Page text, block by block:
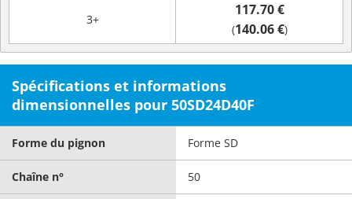
3+
117.70 €
(140.06 €)
Spécifications et informations
dimensionnelles pour 50SD24D40F
Forme du pignon Forme SD
Chaîne n° 50